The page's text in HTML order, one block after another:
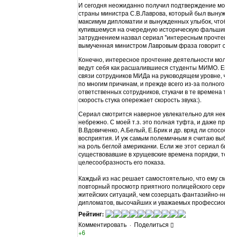
И сегодня неожиданно получил подтверждение
страны министра С.В.Лаврова, который был
максимум дипломатии и вынужденных улыбок,
купившемуся на очередную историческую
затруднением назвал сериал "интересным
вымученная министром Лавровым фраза говорит
Конечно, интересное прочтение деятельности
ведут себя как расшалившиеся студенты МИМО.
связи сотрудников МИДа на руководящем
по многим причинам, и прежде всего из-за
ответственных сотрудников, стукачи в те
скорость стука опережает скорость звука:).
Сериал смотрится наверное увлекательно для
небрежно. С моей т.з. это полная туфта, и даже
В.Вдовиченко, А.Белый, Е.Брик и др. вряд ли
восприятия. И уж самым полемичным я считаю
на роль беглой американки. Если же этот сериал
существовавшие в хрущевские времена порядки,
целесообразность его показа.
Каждый из нас решает самостоятельно, что ему
повторный просмотр приятного полицейского
житейских ситуаций, чем созерцать
дипломатов, высочайших и уважаемых
Рейтинг:
Комментировать · Поделиться
+6